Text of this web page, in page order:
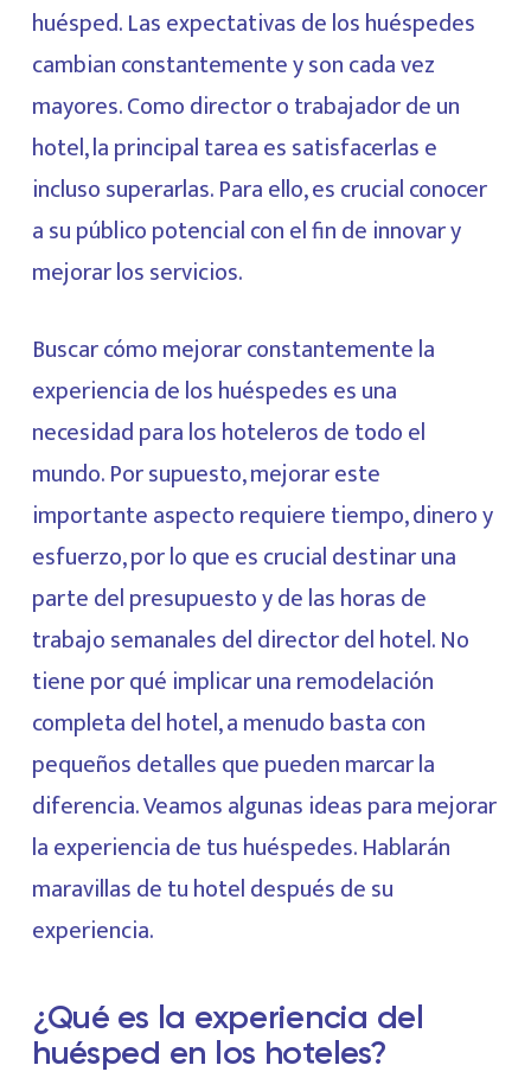
huésped. Las expectativas de los huéspedes
cambian constantemente y son cada vez
mayores. Como director o trabajador de un
hotel, la principal tarea es satisfacerlas e
incluso superarlas. Para ello, es crucial conocer
a su público potencial con el fin de innovar y
mejorar los servicios.
Buscar cómo mejorar constantemente la
experiencia de los huéspedes es una
necesidad para los hoteleros de todo el
mundo. Por supuesto, mejorar este
importante aspecto requiere tiempo, dinero y
esfuerzo, por lo que es crucial destinar una
parte del presupuesto y de las horas de
trabajo semanales del director del hotel. No
tiene por qué implicar una remodelación
completa del hotel, a menudo basta con
pequeños detalles que pueden marcar la
diferencia. Veamos algunas ideas para mejorar
la experiencia de tus huéspedes. Hablarán
maravillas de tu hotel después de su
experiencia.
¿Qué es la experiencia del
huésped en los hoteles?